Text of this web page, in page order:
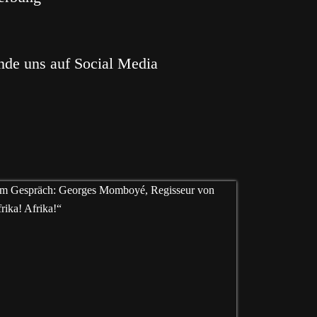
uns auf Social Media